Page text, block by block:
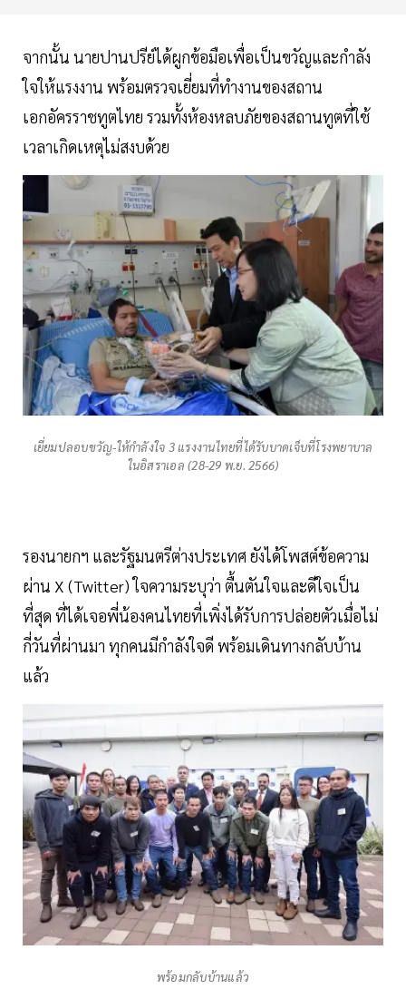
จากนั้น นายปานปรีย์ได้ผูกข้อมือเพื่อเป็นขวัญและกำลัง
ใจให้แรงงาน พร้อมตรวจเยี่ยมที่ทำงานของสถาน
เอกอัครราชทูตไทย รวมทั้งห้องหลบภัยของสถานทูตที่ใช้
เวลาเกิดเหตุไม่สงบด้วย
เยี่ยมปลอบขวัญ-ให้กำลังใจ 3 แรงงานไทยที่ได้รับบาดเจ็บที่โรงพยาบาล
ในอิสราเอล (28-29 พ.ย. 2566)
รองนายกฯ และรัฐมนตรีต่างประเทศ ยังได้โพสต์ข้อความ
ผ่าน X (Twitter) ใจความระบุว่า ตื้นตันใจและดีใจเป็น
ที่สุด ที่ได้เจอพี่น้องคนไทยที่เพิ่งได้รับการปล่อยตัวเมื่อไม่
กี่วันที่ผ่านมา ทุกคนมีกำลังใจดี พร้อมเดินทางกลับบ้าน
แล้ว
พร้อมกลับบ้านแล้ว